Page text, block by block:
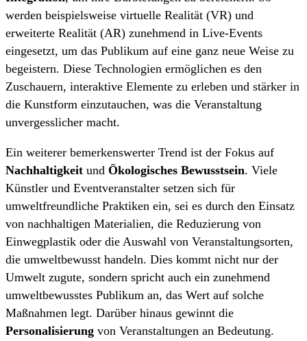
werden beispielsweise virtuelle Realität (VR) und
erweiterte Realität (AR) zunehmend in Live-Events
eingesetzt, um das Publikum auf eine ganz neue Weise zu
begeistern. Diese Technologien ermöglichen es den
Zuschauern, interaktive Elemente zu erleben und stärker in
die Kunstform einzutauchen, was die Veranstaltung
unvergesslicher macht.
Ein weiterer bemerkenswerter Trend ist der Fokus auf
Nachhaltigkeit und Ökologisches Bewusstsein. Viele
Künstler und Eventveranstalter setzen sich für
umweltfreundliche Praktiken ein, sei es durch den Einsatz
von nachhaltigen Materialien, die Reduzierung von
Einwegplastik oder die Auswahl von Veranstaltungsorten,
die umweltbewusst handeln. Dies kommt nicht nur der
Umwelt zugute, sondern spricht auch ein zunehmend
umweltbewusstes Publikum an, das Wert auf solche
Maßnahmen legt. Darüber hinaus gewinnt die
Personalisierung von Veranstaltungen an Bedeutung.